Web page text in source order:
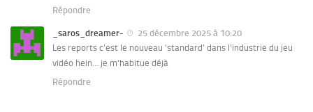
Répondre
_saros_dreamer-
25 décembre 2025 à 10:20
Les reports c’est le nouveau ‘standard’ dans l’industrie du jeu
vidéo hein… je m’habitue déjà
Répondre